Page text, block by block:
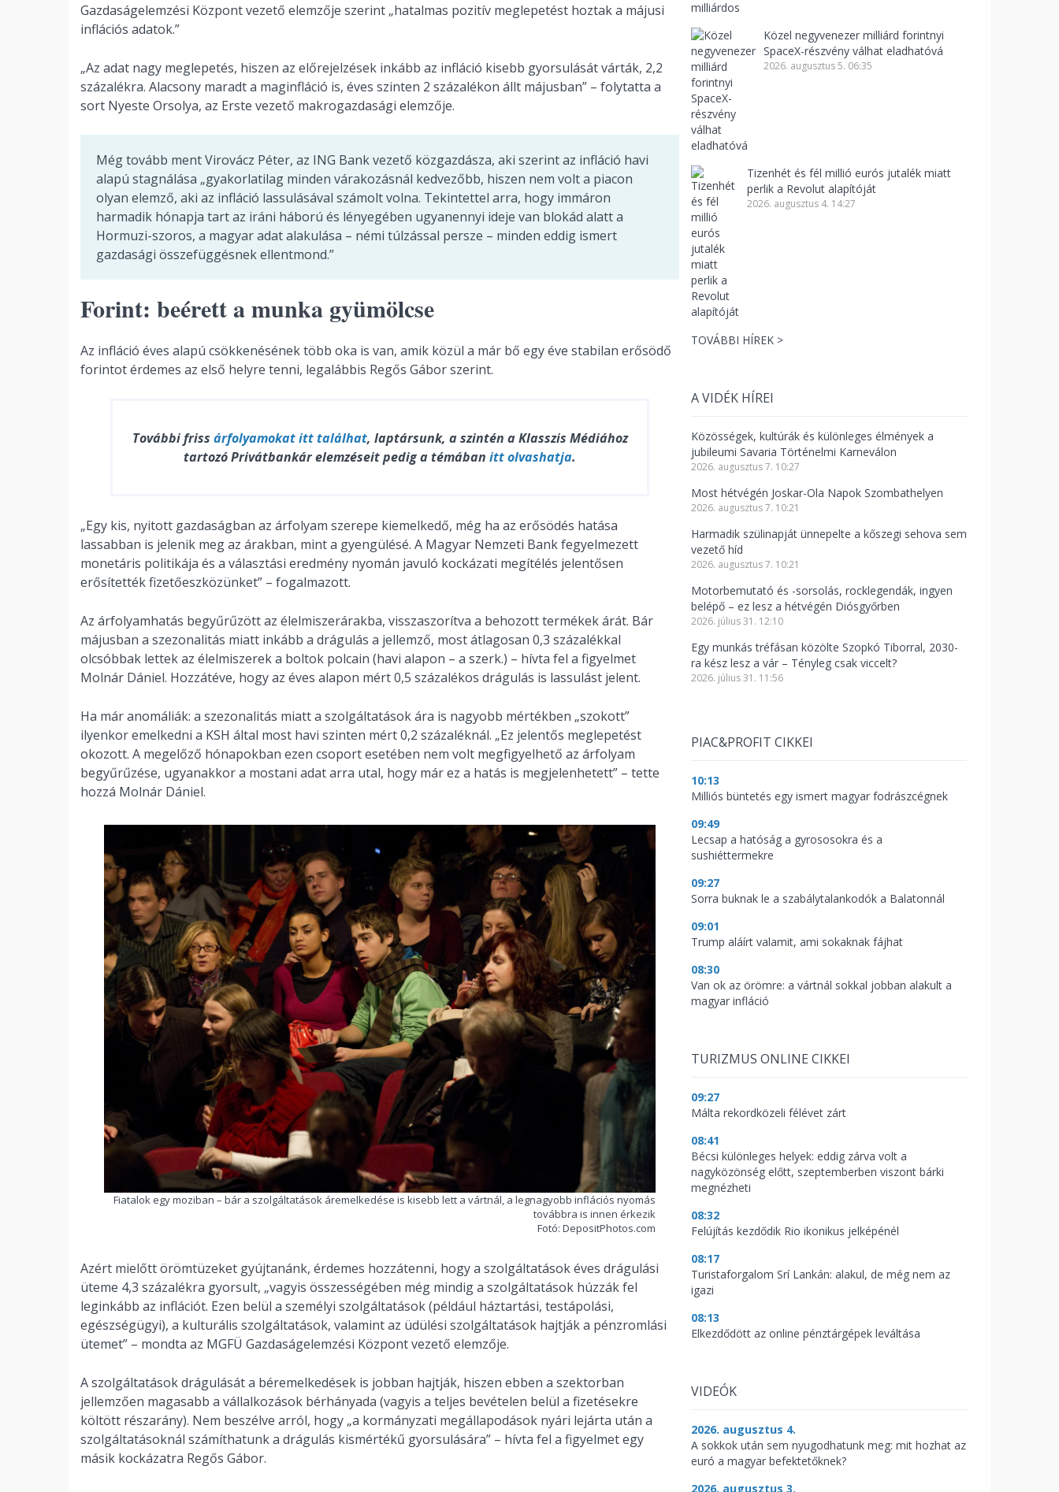
Gazdaságelemzési Központ vezető elemzője szerint „hatalmas pozitív meglepetést hoztak a májusi
inflációs adatok.”
„Az adat nagy meglepetés, hiszen az előrejelzések inkább az infláció kisebb gyorsulását várták, 2,2
százalékra. Alacsony maradt a maginfláció is, éves szinten 2 százalékon állt májusban” – folytatta a
sort Nyeste Orsolya, az Erste vezető makrogazdasági elemzője.
Még tovább ment Virovácz Péter, az ING Bank vezető közgazdásza, aki szerint az infláció havi
alapú stagnálása „gyakorlatilag minden várakozásnál kedvezőbb, hiszen nem volt a piacon
olyan elemző, aki az infláció lassulásával számolt volna. Tekintettel arra, hogy immáron
harmadik hónapja tart az iráni háború és lényegében ugyanennyi ideje van blokád alatt a
Hormuzi-szoros, a magyar adat alakulása – némi túlzással persze – minden eddig ismert
gazdasági összefüggésnek ellentmond.”
Forint: beérett a munka gyümölcse
Az infláció éves alapú csökkenésének több oka is van, amik közül a már bő egy éve stabilan erősödő
forintot érdemes az első helyre tenni, legalábbis Regős Gábor szerint.
További friss árfolyamokat itt találhat, laptársunk, a szintén a Klasszis Médiához
tartozó Privátbankár elemzéseit pedig a témában itt olvashatja.
„Egy kis, nyitott gazdaságban az árfolyam szerepe kiemelkedő, még ha az erősödés hatása
lassabban is jelenik meg az árakban, mint a gyengülésé. A Magyar Nemzeti Bank fegyelmezett
monetáris politikája és a választási eredmény nyomán javuló kockázati megítélés jelentősen
erősítették fizetőeszközünket” – fogalmazott.
Az árfolyamhatás begyűrűzött az élelmiszerárakba, visszaszorítva a behozott termékek árát. Bár
májusban a szezonalitás miatt inkább a drágulás a jellemző, most átlagosan 0,3 százalékkal
olcsóbbak lettek az élelmiszerek a boltok polcain (havi alapon – a szerk.) – hívta fel a figyelmet
Molnár Dániel. Hozzátéve, hogy az éves alapon mért 0,5 százalékos drágulás is lassulást jelent.
Ha már anomáliák: a szezonalitás miatt a szolgáltatások ára is nagyobb mértékben „szokott”
ilyenkor emelkedni a KSH által most havi szinten mért 0,2 százaléknál. „Ez jelentős meglepetést
okozott. A megelőző hónapokban ezen csoport esetében nem volt megfigyelhető az árfolyam
begyűrűzése, ugyanakkor a mostani adat arra utal, hogy már ez a hatás is megjelenhetett” – tette
hozzá Molnár Dániel.
Fiatalok egy moziban – bár a szolgáltatások áremelkedése is kisebb lett a vártnál, a legnagyobb inflációs nyomás
továbbra is innen érkezik
Fotó: DepositPhotos.com
Azért mielőtt örömtüzeket gyújtanánk, érdemes hozzátenni, hogy a szolgáltatások éves drágulási
üteme 4,3 százalékra gyorsult, „vagyis összességében még mindig a szolgáltatások húzzák fel
leginkább az inflációt. Ezen belül a személyi szolgáltatások (például háztartási, testápolási,
egészségügyi), a kulturális szolgáltatások, valamint az üdülési szolgáltatások hajtják a pénzromlási
ütemet” – mondta az MGFÜ Gazdaságelemzési Központ vezető elemzője.
A szolgáltatások drágulását a béremelkedések is jobban hajtják, hiszen ebben a szektorban
jellemzően magasabb a vállalkozások bérhányada (vagyis a teljes bevételen belül a fizetésekre
költött részarány). Nem beszélve arról, hogy „a kormányzati megállapodások nyári lejárta után a
szolgáltatásoknál számíthatunk a drágulás kismértékű gyorsulására” – hívta fel a figyelmet egy
másik kockázatra Regős Gábor.
Közel negyvenezer milliárd forintnyi
SpaceX-részvény válhat eladhatóvá
2026. augusztus 5. 06:35
Tizenhét és fél millió eurós jutalék miatt
perlik a Revolut alapítóját
2026. augusztus 4. 14:27
TOVÁBBI HÍREK >
A VIDÉK HÍREI
Közösségek, kultúrák és különleges élmények a
jubileumi Savaria Történelmi Karneválon
2026. augusztus 7. 10:27
Most hétvégén Joskar-Ola Napok Szombathelyen
2026. augusztus 7. 10:21
Harmadik szülinapját ünnepelte a kőszegi sehova sem
vezető híd
2026. augusztus 7. 10:21
Motorbemutató és -sorsolás, rocklegendák, ingyen
belépő – ez lesz a hétvégén Diósgyőrben
2026. július 31. 12:10
Egy munkás tréfásan közölte Szopkó Tiborral, 2030-
ra kész lesz a vár – Tényleg csak viccelt?
2026. július 31. 11:56
PIAC&PROFIT CIKKEI
10:13
Milliós büntetés egy ismert magyar fodrászcégnek
09:49
Lecsap a hatóság a gyrososokra és a
sushiéttermekre
09:27
Sorra buknak le a szabálytalankodók a Balatonnál
09:01
Trump aláírt valamit, ami sokaknak fájhat
08:30
Van ok az örömre: a vártnál sokkal jobban alakult a
magyar infláció
TURIZMUS ONLINE CIKKEI
09:27
Málta rekordközeli félévet zárt
08:41
Bécsi különleges helyek: eddig zárva volt a
nagyközönség előtt, szeptemberben viszont bárki
megnézheti
08:32
Felújítás kezdődik Rio ikonikus jelképénél
08:17
Turistaforgalom Srí Lankán: alakul, de még nem az
igazi
08:13
Elkezdődött az online pénztárgépek leváltása
VIDEÓK
2026. augusztus 4.
A sokkok után sem nyugodhatunk meg: mit hozhat az
euró a magyar befektetőknek?
2026. augusztus 3.